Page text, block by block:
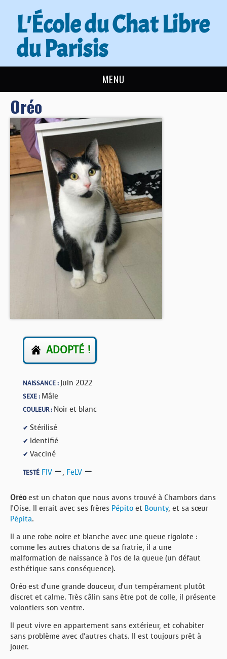
L'École du Chat Libre
du Parisis
MENU
L’ÉCOLE DU CHAT
ACTUALITÉS
ADOPTER
NOUS AIDER
CONTACT
Oréo
ADOPTÉ !
NAISSANCE : Juin 2022
SEXE : Mâle
COULEUR : Noir et blanc
✔ Stérilisé
✔ Identifié
✔ Vacciné
TESTÉ FIV , FeLV
Oréoest un chaton que nous avons trouvé à Chambors dans
l’Oise. Il errait avec ses frères Pépito et Bounty, et sa sœur
Pépita.
Il a une robe noire et blanche avec une queue rigolote :
comme les autres chatons de sa fratrie, il a une
malformation de naissance à l’os de la queue (un défaut
esthétique sans conséquence).
Oréo est d’une grande douceur, d’un tempérament plutôt
discret et calme. Très câlin sans être pot de colle, il présente
volontiers son ventre.
Il peut vivre en appartement sans extérieur, et cohabiter
sans problème avec d’autres chats. Il est toujours prêt à
jouer.